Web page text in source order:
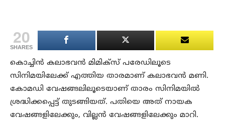
20
SHARES
കൊച്ചിന്‍ കലാഭവന്‍ മിമിക്സ് പരേഡിലൂടെ
സിനിമയിലേക്ക് എത്തിയ താരമാണ് കലാഭവന്‍ മണി.
കോമഡി വേഷങ്ങലിലൂടെയാണ് താരം സിനിമയില്‍
ശ്രദ്ധിക്കപ്പെട്ട് തുടങ്ങിയത്. പതിയെ അത് നായക
വേഷങ്ങളിലേക്കും, വില്ലന്‍ വേഷങ്ങളിലേക്കും മാറി.